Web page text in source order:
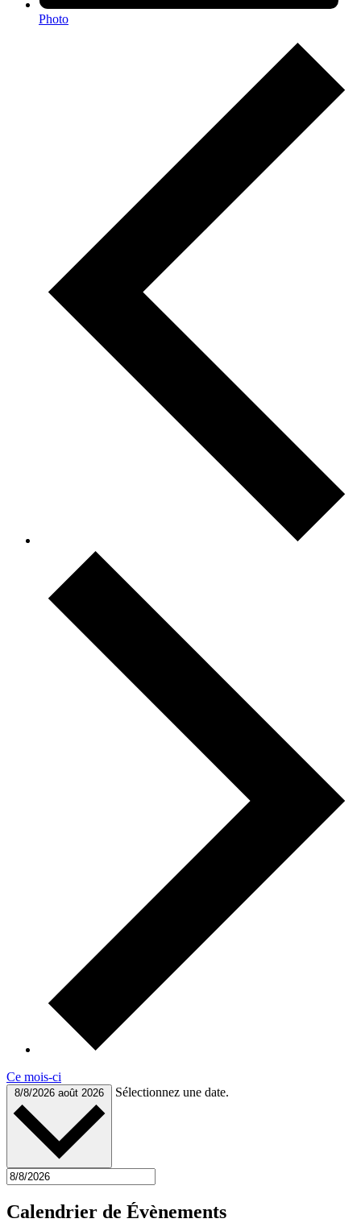
Photo
Ce mois-ci
8/8/2026 août 2026 Sélectionnez une date.
Calendrier de Évènements